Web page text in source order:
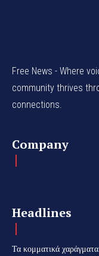
Free News - Where
community thrives
connections.
Company
Headlines
Τα κομματικά